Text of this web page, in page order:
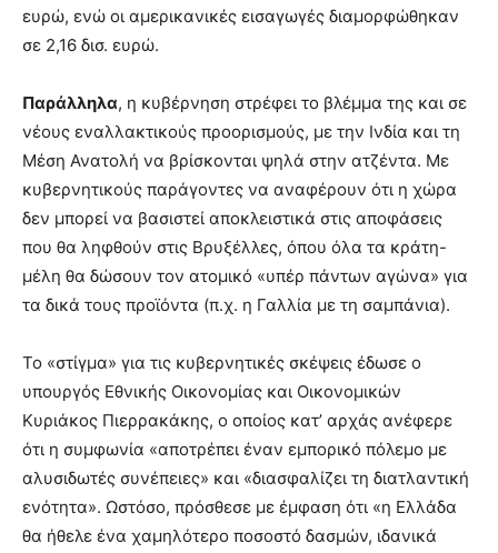
ευρώ, ενώ οι αμερικανικές εισαγωγές διαμορφώθηκαν
σε 2,16 δισ. ευρώ.
Παράλληλα, η κυβέρνηση στρέφει το βλέμμα της και σε
νέους εναλλακτικούς προορισμούς, με την Ινδία και τη
Μέση Ανατολή να βρίσκονται ψηλά στην ατζέντα. Με
κυβερνητικούς παράγοντες να αναφέρουν ότι η χώρα
δεν μπορεί να βασιστεί αποκλειστικά στις αποφάσεις
που θα ληφθούν στις Βρυξέλλες, όπου όλα τα κράτη-
μέλη θα δώσουν τον ατομικό «υπέρ πάντων αγώνα» για
τα δικά τους προϊόντα (π.χ. η Γαλλία με τη σαμπάνια).
Το «στίγμα» για τις κυβερνητικές σκέψεις έδωσε ο
υπουργός Εθνικής Οικονομίας και Οικονομικών
Κυριάκος Πιερρακάκης, ο οποίος κατ’ αρχάς ανέφερε
ότι η συμφωνία «αποτρέπει έναν εμπορικό πόλεμο με
αλυσιδωτές συνέπειες» και «διασφαλίζει τη διατλαντική
ενότητα». Ωστόσο, πρόσθεσε με έμφαση ότι «η Ελλάδα
θα ήθελε ένα χαμηλότερο ποσοστό δασμών, ιδανικά